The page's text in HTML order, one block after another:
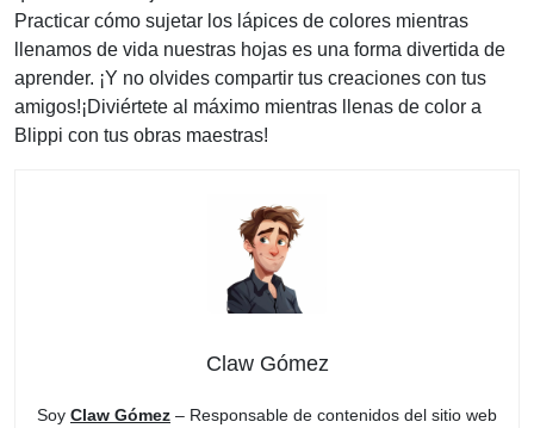
Practicar cómo sujetar los lápices de colores mientras
llenamos de vida nuestras hojas es una forma divertida de
aprender. ¡Y no olvides compartir tus creaciones con tus
amigos!¡Diviértete al máximo mientras llenas de color a
Blippi con tus obras maestras!
Claw Gómez
Soy Claw Gómez – Responsable de contenidos del sitio web